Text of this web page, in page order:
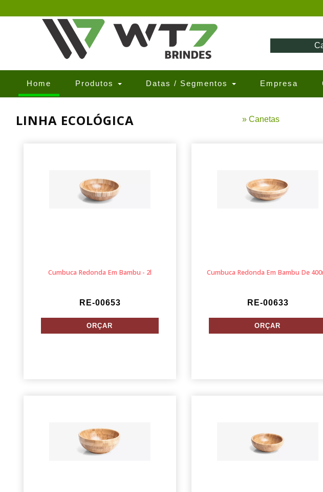
Home (current)Produtos Datas / Segmentos Empresa
LINHA ECOLÓGICA » Canetas
Cumbuca Redonda Em Bambu - 2l
RE-00653
Cumbuca Redonda Em Bambu De
RE-00633